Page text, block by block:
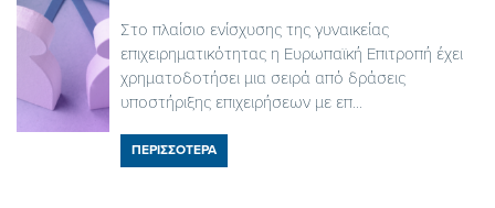
Στο πλαίσιο ενίσχυσης της γυναικείας
επιχειρηματικότητας η Ευρωπαϊκή Επιτροπή έχει
χρηματοδοτήσει μια σειρά από δράσεις
υποστήριξης επιχειρήσεων με επ...
ΠΕΡΙΣΣΟΤΕΡΑ